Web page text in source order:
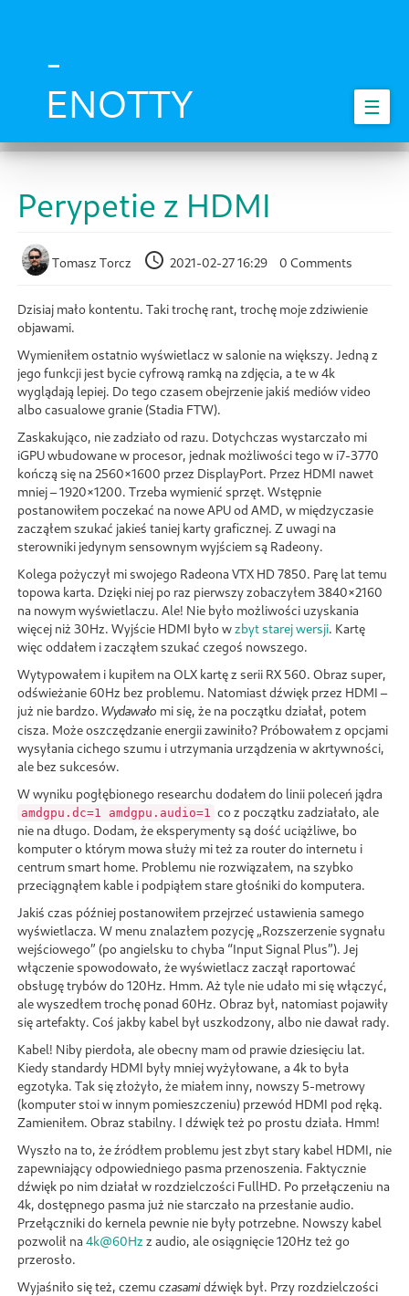
-
ENOTTY
☰
Perypetie z HDMI
Tomasz Torcz 2021-02-27 16:29 0 Comments
Dzisiaj mało kontentu. Taki trochę rant, trochę moje zdziwienie
objawami.
Wymieniłem ostatnio wyświetlacz w salonie na większy. Jedną z
jego funkcji jest bycie cyfrową ramką na zdjęcia, a te w 4k
wyglądają lepiej. Do tego czasem obejrzenie jakiś mediów video
albo casualowe granie (Stadia FTW).
Zaskakująco, nie zadziało od razu. Dotychczas wystarczało mi
iGPU wbudowane w procesor, jednak możliwości tego w i7-3770
kończą się na 2560×1600 przez DisplayPort. Przez HDMI nawet
mniej – 1920×1200. Trzeba wymienić sprzęt. Wstępnie
postanowiłem poczekać na nowe APU od AMD, w międzyczasie
zacząłem szukać jakieś taniej karty graficznej. Z uwagi na
sterowniki jedynym sensownym wyjściem są Radeony.
Kolega pożyczył mi swojego Radeona VTX HD 7850. Parę lat temu
topowa karta. Dzięki niej po raz pierwszy zobaczyłem 3840×2160
na nowym wyświetlaczu. Ale! Nie było możliwości uzyskania
więcej niż 30Hz. Wyjście HDMI było wzbyt starej wersji. Kartę
więc oddałem i zacząłem szukać czegoś nowszego.
Wytypowałem i kupiłem na OLX kartę z serii RX 560. Obraz super,
odświeżanie 60Hz bez problemu. Natomiast dźwięk przez HDMI –
już nie bardzo. Wydawało mi się, że na początku działał, potem
cisza. Może oszczędzanie energii zawiniło? Próbowałem z opcjami
wysyłania cichego szumu i utrzymania urządzenia w akrtywności,
ale bez sukcesów.
W wyniku pogłębionego researchu dodałem do linii poleceń jądra
amdgpu.dc=1 amdgpu.audio=1
co z początku zadziałało, ale
nie na długo. Dodam, że eksperymenty są dość uciążliwe, bo
komputer o którym mowa służy mi też za router do internetu i
centrum smart home. Problemu nie rozwiązałem, na szybko
przeciągnąłem kable i podpiąłem stare głośniki do komputera.
Jakiś czas później postanowiłem przejrzeć ustawienia samego
wyświetlacza. W menu znalazłem pozycję „Rozszerzenie sygnału
wejściowego” (po angielsku to chyba “Input Signal Plus”). Jej
włączenie spowodowało, że wyświetlacz zaczął raportować
obsługę trybów do 120Hz. Hmm. Aż tyle nie udało mi się włączyć,
ale wyszedłem trochę ponad 60Hz. Obraz był, natomiast pojawiły
się artefakty. Coś jakby kabel był uszkodzony, albo nie dawał rady.
Kabel! Niby pierdoła, ale obecny mam od prawie dziesięciu lat.
Kiedy standardy HDMI były mniej wyżyłowane, a 4k to była
egzotyka. Tak się złożyło, że miałem inny, nowszy 5-metrowy
(komputer stoi w innym pomieszczeniu) przewód HDMI pod ręką.
Zamieniłem. Obraz stabilny. I dźwięk też po prostu działa. Hmm!
Wyszło na to, że źródłem problemu jest zbyt stary kabel HDMI, nie
zapewniający odpowiedniego pasma przenoszenia. Faktycznie
dźwięk po nim działał w rozdzielczości FullHD. Po przełączeniu na
4k, dostępnego pasma już nie starczało na przesłanie audio.
Przełączniki do kernela pewnie nie były potrzebne. Nowszy kabel
pozwolił na 4k@60Hz z audio, ale osiągnięcie 120Hz też go
przerosło.
Wyjaśniło się też, czemu czasamidźwięk był. Przy rozdzielczości